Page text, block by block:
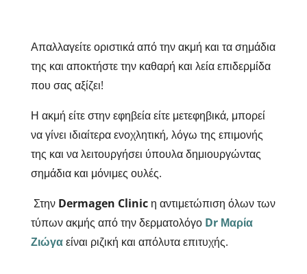
Απαλλαγείτε οριστικά από την ακμή και τα σημάδια
της και αποκτήστε την καθαρή και λεία επιδερμίδα
που σας αξίζει!
Η ακμή είτε στην εφηβεία είτε μετεφηβικά, μπορεί
να γίνει ιδιαίτερα ενοχλητική, λόγω της επιμονής
της και να λειτουργήσει ύπουλα δημιουργώντας
σημάδια και μόνιμες ουλές.
Στην Dermagen Clinicη αντιμετώπιση όλων των
τύπων ακμής από την δερματολόγο Dr Μαρία
Ζιώγαείναι ριζική και απόλυτα επιτυχής.